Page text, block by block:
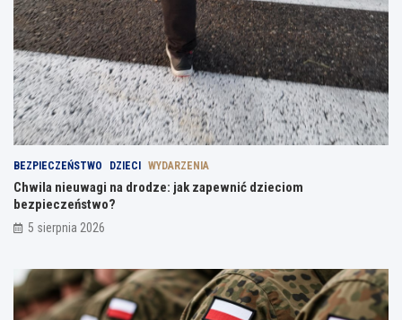
BEZPIECZEŃSTWO DZIECI WYDARZENIA
Chwila nieuwagi na drodze: jak zapewnić dzieciom
bezpieczeństwo?
5 sierpnia 2026